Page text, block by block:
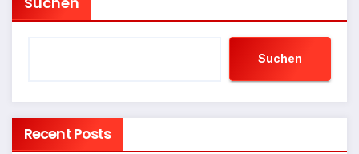
Suchen
Recent Posts